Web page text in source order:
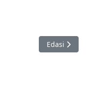
Järgmine
Edasi